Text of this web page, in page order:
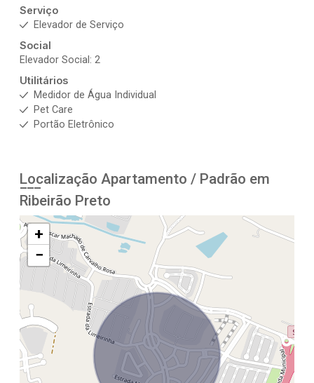
Serviço
Elevador de Serviço
Social
Elevador Social: 2
Utilitários
Medidor de Água Individual
Pet Care
Portão Eletrônico
Localização Apartamento / Padrão em
Ribeirão Preto
+
−